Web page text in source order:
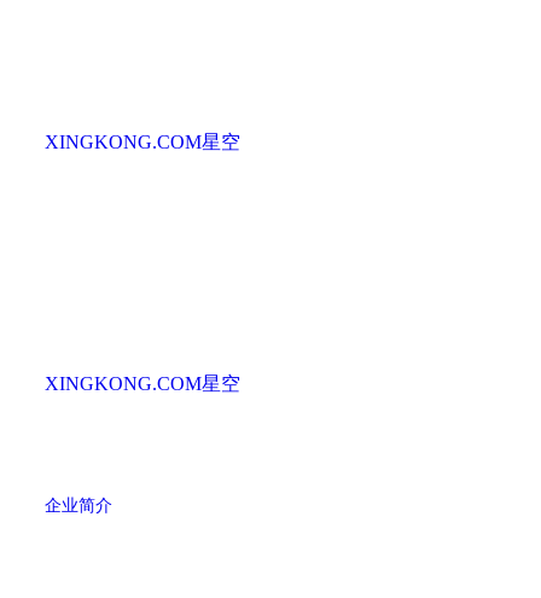
XINGKONG.COM星空
XINGKONG.COM星空
企业简介